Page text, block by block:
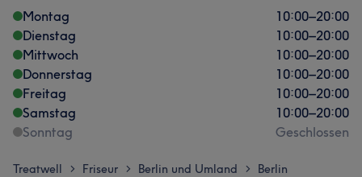
Montag
10:00–20:00
Dienstag
10:00–20:00
Mittwoch
10:00–20:00
Donnerstag
10:00–20:00
Freitag
10:00–20:00
Samstag
10:00–20:00
Sonntag
Geschlossen
Treatwell > Friseur > Berlin und Umland > Berlin